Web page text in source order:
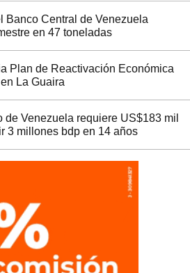
Banco Central de Venezuela
en 47 toneladas
Plan de Reactivación Económica
La Guaira
de Venezuela requiere US$183 mil
3 millones bdp en 14 años